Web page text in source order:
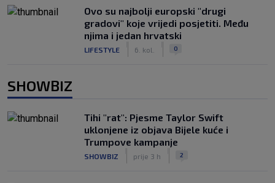
Ovo su najbolji europski "drugi
gradovi" koje vrijedi posjetiti. Među
njima i jedan hrvatski
LIFESTYLE 6. kol. 0
SHOWBIZ
Tihi "rat": Pjesme Taylor Swift
uklonjene iz objava Bijele kuće i
Trumpove kampanje
SHOWBIZ prije 3 h 2